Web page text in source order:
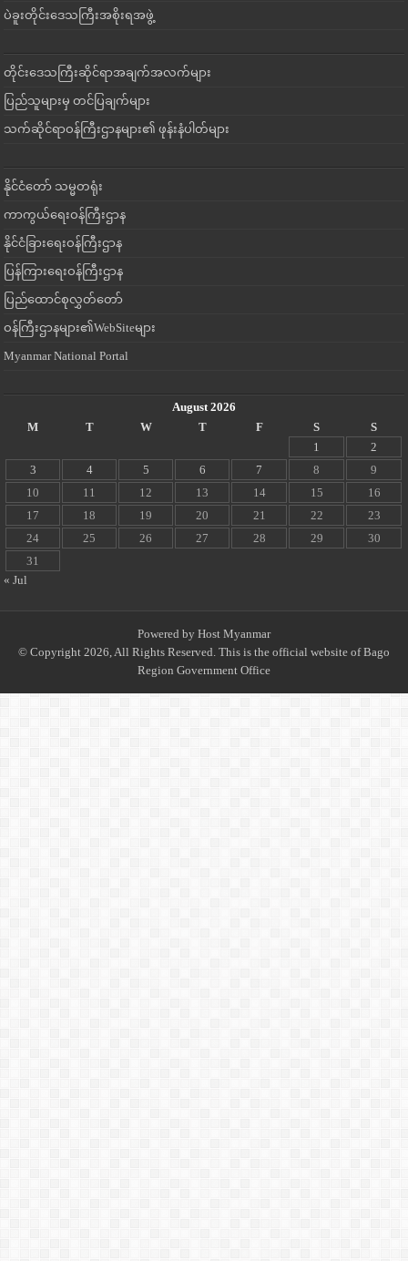
ပဲခူးတိုင်းဒေသကြီးအစိုးရအဖွဲ့
တိုင်းဒေသကြီးဆိုင်ရာအချက်အလက်များ
ပြည်သူများမှ တင်ပြချက်များ
သက်ဆိုင်ရာဝန်ကြီးဌာနများ၏ ဖုန်းနံပါတ်များ
နိုင်ငံတော် သမ္မတရုံး
ကာကွယ်ရေးဝန်ကြီးဌာန
နိုင်ငံခြားရေးဝန်ကြီးဌာန
ပြန်ကြားရေးဝန်ကြီးဌာန
ပြည်ထောင်စုလွှတ်တော်
ဝန်ကြီးဌာနများ၏WebSiteများ
Myanmar National Portal
August 2026
M
T W T F S
S
1
2
3
4 5 6 7 8
9
10
11 12 13 14 15
16
17
18 19 20 21 22
23
24
25 26 27 28 29
30
31
« Jul
Powered by Host Myanmar
© Copyright 2026, All Rights Reserved. This is the official website of Bago
Region Government Office